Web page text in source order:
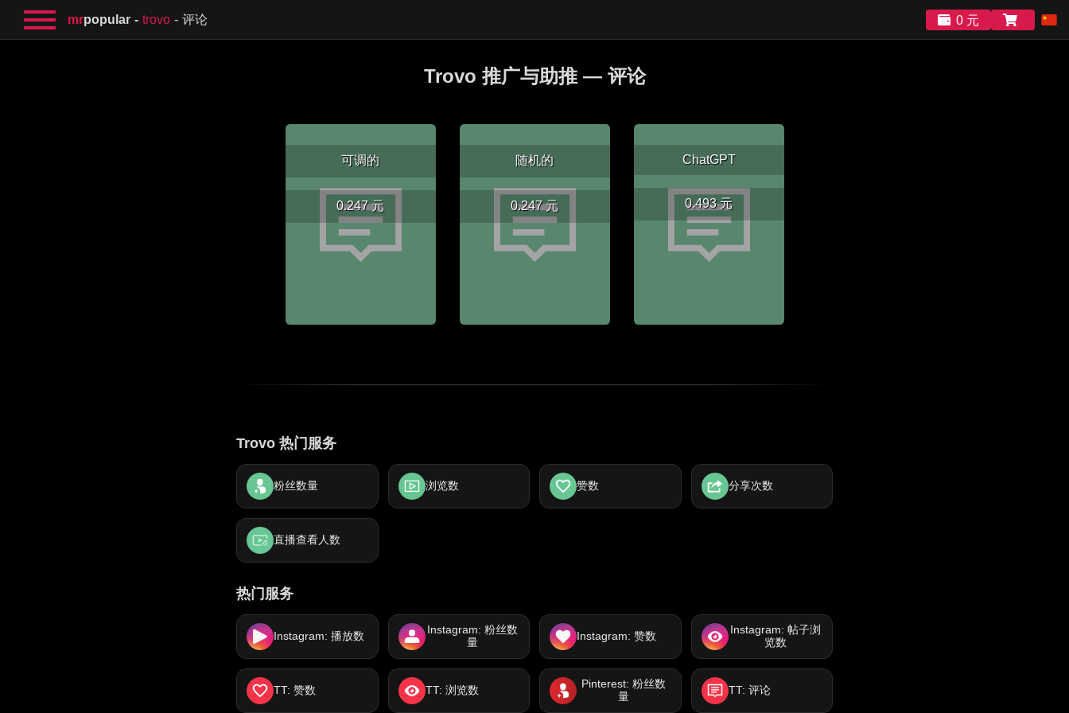
mrpopular trovo 评论 0 元
Trovo 推广与助推 — 评论
可调的
0.247 元
随机的
0.247 元
ChatGPT
0.493 元
Trovo 热门服务
粉丝数量 浏览数 赞数 分享次数
直播查看人数
热门服务
Instagram: 播放数
Instagram: 粉丝数
量
Instagram: 赞数
Instagram: 帖子浏
览数
TT: 赞数 TT: 浏览数
Pinterest: 粉丝数
量
TT: 评论